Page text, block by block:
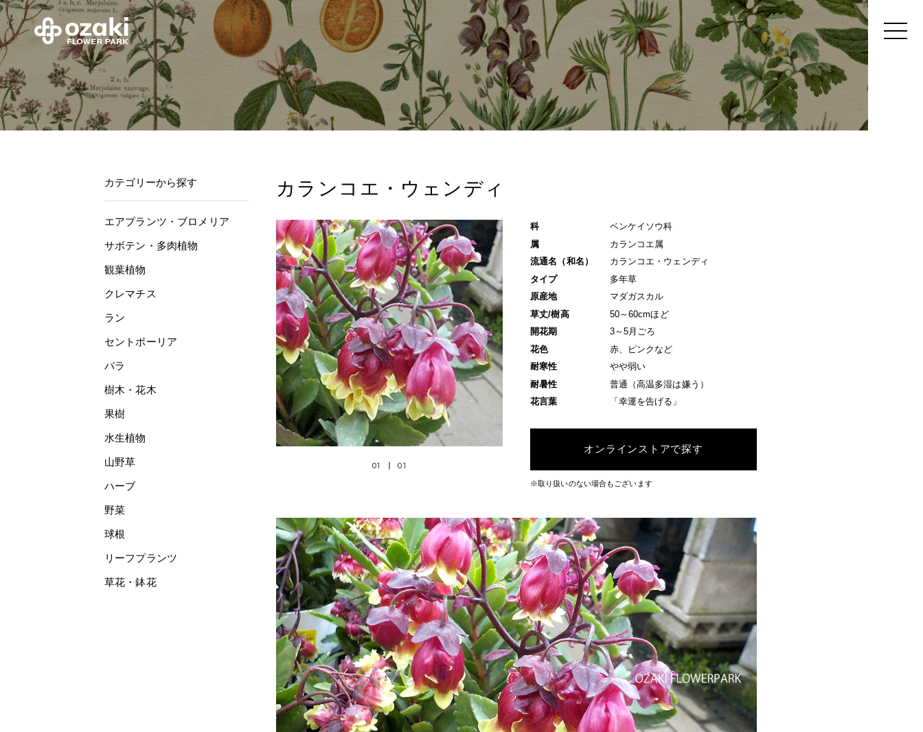
カランコエ・ウェンディ
01 01
科
ベンケイソウ科
属
カランコエ属
流通名（和名）
カランコエ・ウェンディ
タイプ
多年草
原産地
マダガスカル
草丈/樹高
50～60cmほど
開花期
3～5月ごろ
花色
赤、ピンクなど
耐寒性
やや弱い
耐暑性
普通（高温多湿は嫌う）
花言葉
「幸運を告げる」
オンラインストアで探す
※取り扱いのない場合もございます
カテゴリーから探す
エアプランツ・ブロメリア
サボテン・多肉植物
観葉植物
クレマチス
ラン
セントポーリア
バラ
樹木・花木
果樹
水生植物
山野草
ハーブ
野菜
球根
リーフプランツ
草花・鉢花